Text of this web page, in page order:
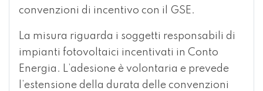
convenzioni di incentivo con il GSE.
La misura riguarda i soggetti responsabili di
impianti fotovoltaici incentivati in Conto
Energia. L’adesione è volontaria e prevede
l’estensione della durata delle convenzioni